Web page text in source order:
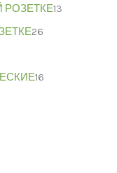
РОЗЕТКЕ13
26
16